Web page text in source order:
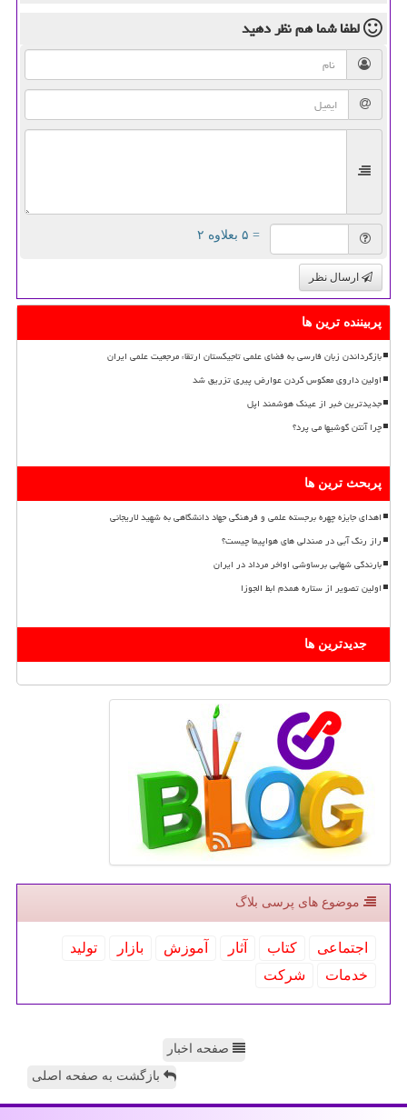
لطفا شما همنظر دهید
= ۵ بعلاوه ۲
ارسال نظر
پربیننده ترین ها
بازگرداندن زبان فارسی به فضای علمی تاجیکستان ارتقاء مرجعیت علمی ایران
اولین داروی معکوس کردن عوارض پیری تزریق شد
جدیدترین خبر از عینک هوشمند اپل
چرا آنتن گوشیها می پرد؟
پربحث ترین ها
اهدای جایزه چهره برجسته علمی و فرهنگی جهاد دانشگاهی به شهید لاریجانی
راز رنگ آبی در صندلی های هواپیما چیست؟
بارندگی شهابی برساوشی اواخر مرداد در ایران
اولین تصویر از ستاره همدم ابط الجوزا
جدیدترین ها
موضوع های پرسی بلاگ
اجتماعی كتاب آثار آموزش بازار
تولید
خدمات
شركت
صفحه اخبار
بازگشت به صفحه اصلی